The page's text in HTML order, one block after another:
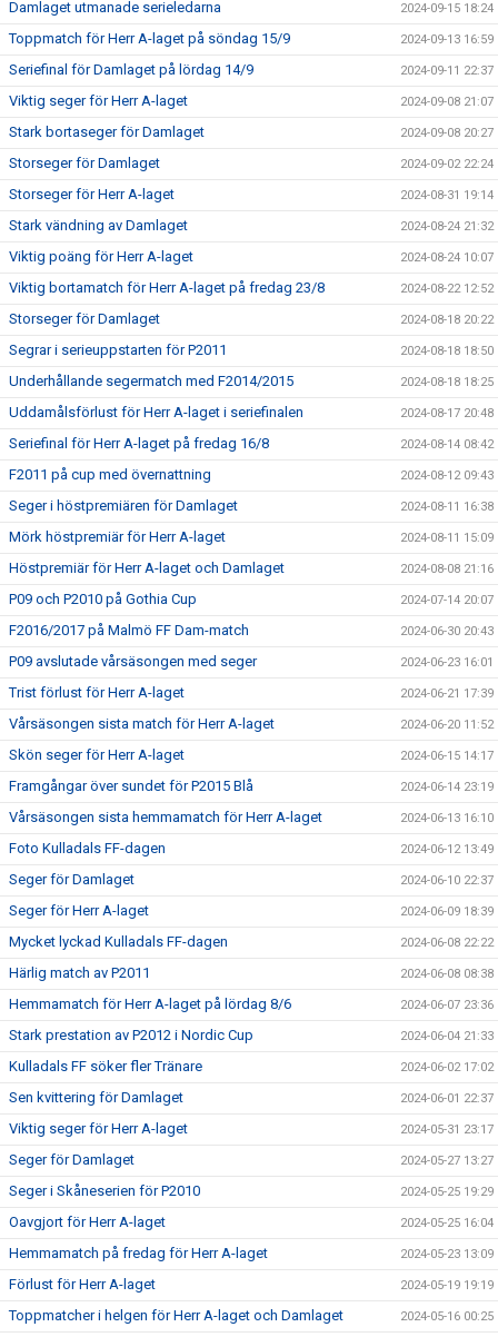
Damlaget utmanade serieledarna 2024-09-15 18:24
Toppmatch för Herr A-laget på söndag 15/9 2024-09-13 16:59
Seriefinal för Damlaget på lördag 14/9 2024-09-11 22:37
Viktig seger för Herr A-laget 2024-09-08 21:07
Stark bortaseger för Damlaget 2024-09-08 20:27
Storseger för Damlaget 2024-09-02 22:24
Storseger för Herr A-laget 2024-08-31 19:14
Stark vändning av Damlaget 2024-08-24 21:32
Viktig poäng för Herr A-laget 2024-08-24 10:07
Viktig bortamatch för Herr A-laget på fredag 23/8 2024-08-22 12:52
Storseger för Damlaget 2024-08-18 20:22
Segrar i serieuppstarten för P2011 2024-08-18 18:50
Underhållande segermatch med F2014/2015 2024-08-18 18:25
Uddamålsförlust för Herr A-laget i seriefinalen 2024-08-17 20:48
Seriefinal för Herr A-laget på fredag 16/8 2024-08-14 08:42
F2011 på cup med övernattning 2024-08-12 09:43
Seger i höstpremiären för Damlaget 2024-08-11 16:38
Mörk höstpremiär för Herr A-laget 2024-08-11 15:09
Höstpremiär för Herr A-laget och Damlaget 2024-08-08 21:16
P09 och P2010 på Gothia Cup 2024-07-14 20:07
F2016/2017 på Malmö FF Dam-match 2024-06-30 20:43
P09 avslutade vårsäsongen med seger 2024-06-23 16:01
Trist förlust för Herr A-laget 2024-06-21 17:39
Vårsäsongen sista match för Herr A-laget 2024-06-20 11:52
Skön seger för Herr A-laget 2024-06-15 14:17
Framgångar över sundet för P2015 Blå 2024-06-14 23:19
Vårsäsongen sista hemmamatch för Herr A-laget 2024-06-13 16:10
Foto Kulladals FF-dagen 2024-06-12 13:49
Seger för Damlaget 2024-06-10 22:37
Seger för Herr A-laget 2024-06-09 18:39
Mycket lyckad Kulladals FF-dagen 2024-06-08 22:22
Härlig match av P2011 2024-06-08 08:38
Hemmamatch för Herr A-laget på lördag 8/6 2024-06-07 23:36
Stark prestation av P2012 i Nordic Cup 2024-06-04 21:33
Kulladals FF söker fler Tränare 2024-06-02 17:02
Sen kvittering för Damlaget 2024-06-01 22:37
Viktig seger för Herr A-laget 2024-05-31 23:17
Seger för Damlaget 2024-05-27 13:27
Seger i Skåneserien för P2010 2024-05-25 19:29
Oavgjort för Herr A-laget 2024-05-25 16:04
Hemmamatch på fredag för Herr A-laget 2024-05-23 13:09
Förlust för Herr A-laget 2024-05-19 19:19
Toppmatcher i helgen för Herr A-laget och Damlaget 2024-05-16 00:25